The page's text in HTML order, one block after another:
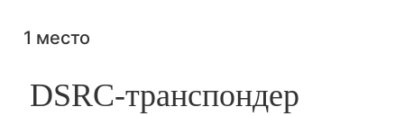
1 место
DSRC-транспондер